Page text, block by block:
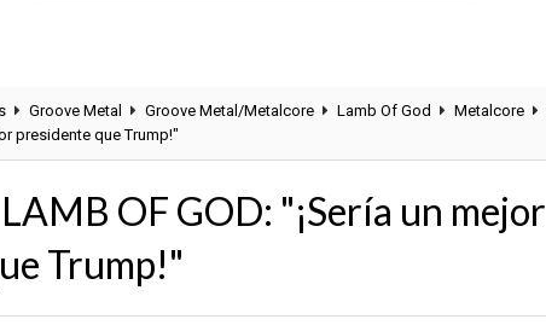
Groove Metal Groove Metal/Metalcore Lamb Of God Metalcore
presidente que Trump!"
OF GOD: "¡Sería un mejor
Trump!"